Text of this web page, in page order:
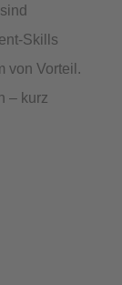
Skills
von Vorteil.
– kurz